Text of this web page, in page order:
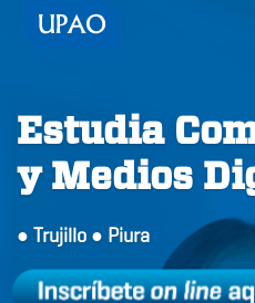
Estudia
y Medios
● Trujillo ● Piura